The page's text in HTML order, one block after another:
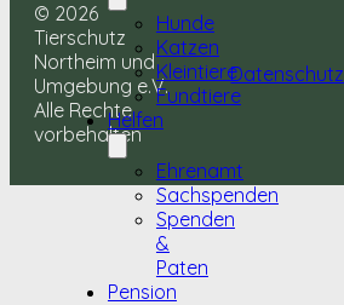
Hunde
Katzen
Kleintiere
Fundtiere
Helfen
Ehrenamt
Sachspenden
Spenden
&
Paten
Pension
© 2026
Tierschutz
Northeim und
Umgebung e.V.
Alle Rechte
vorbehalten
Datenschutz